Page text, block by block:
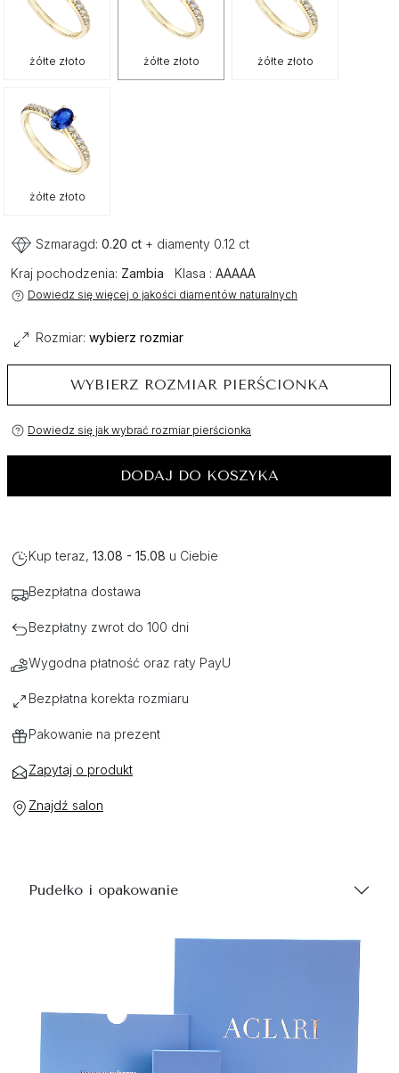
żółte złoto żółte złoto żółte złoto
żółte złoto
Szmaragd: 0.20 ct + diamenty 0.12 ct
Kraj pochodzenia: Zambia Klasa : AAAAA
Dowiedz się więcej o jakości diamentów naturalnych
Rozmiar: wybierz rozmiar
WYBIERZ ROZMIAR PIERŚCIONKA
Dowiedz się jak wybrać rozmiar pierścionka
DODAJ DO KOSZYKA
Kup teraz, 13.08 - 15.08 u Ciebie
Bezpłatna dostawa
Bezpłatny zwrot do 100 dni
Wygodna płatność oraz raty PayU
Bezpłatna korekta rozmiaru
Pakowanie na prezent
Zapytaj o produkt
Znajdź salon
Pudełko i opakowanie